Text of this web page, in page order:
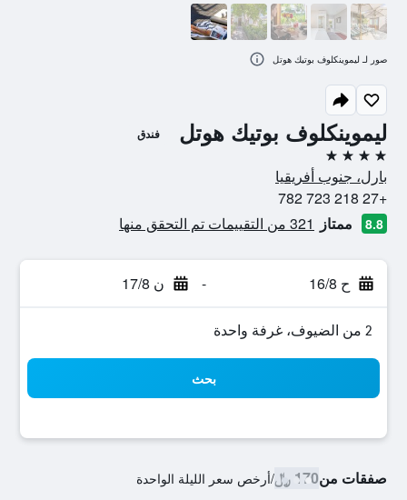
ليموينكلوف بوتيك هوتل فندق
4 نجوم
بارل، جنوب أفريقيا
+27 218 723 782
8.8 ممتاز 321 من التقييمات تم التحقق منها
ح 16/8 - ن 17/8
2 من الضيوف، غرفة واحدة
بحث
صفقات من170 ﷼ /أرخص سعر الليلة الواحدة
صور لـ ليموينكلوف بوتيك هوتل